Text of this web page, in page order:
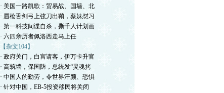
· 美国一路凯歌：贸易战、国墙、北
· 唇枪舌剑弓上弦刀出鞘，蔡妹怼习
· 第一科技间谍自杀，撕千人计划画
· 六四亲历者佩洛西走马上任
【杂文104】
· 政府关门，白宫请客，伊万卡升官
· 高筑墙，保国防，总统发“灵魂拷
· 中国人的勤劳，令世界汗颜、恐惧
· 针对中国，EB-5投资移民将关闭